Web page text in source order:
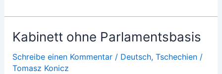
Volkstum
Kabinett ohne Parlamentsbasis
Schreibe einen Kommentar / Deutsch, Tschechien/
Tomasz Konicz